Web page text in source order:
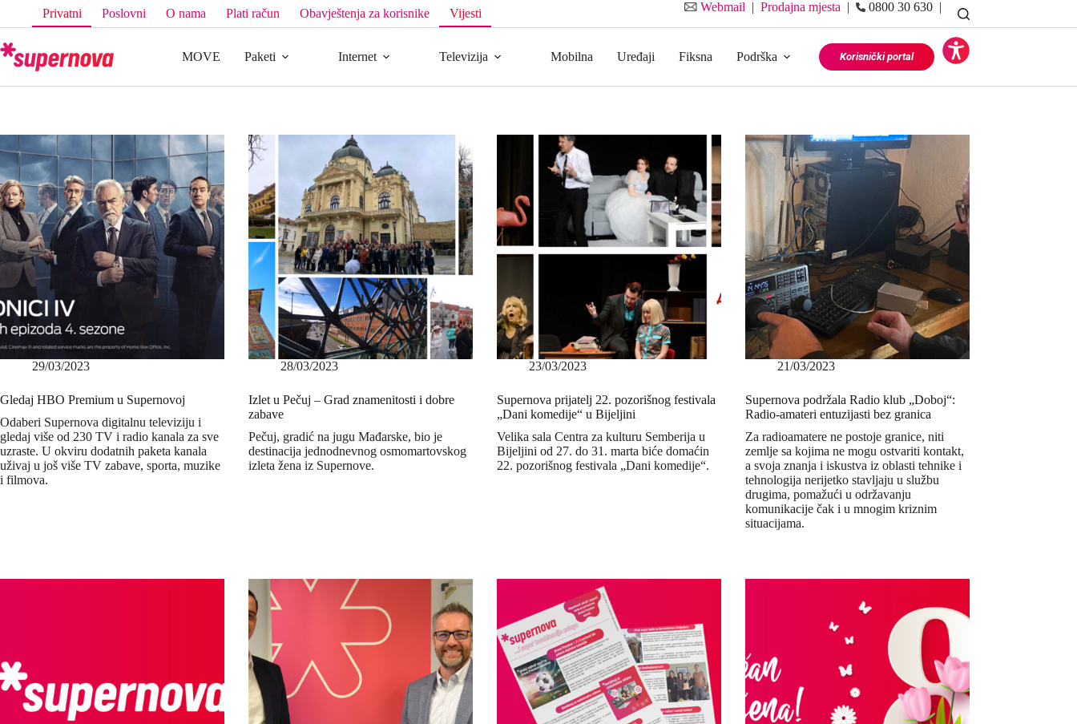
Privatni Poslovni O nama Plati račun Obavještenja za korisnike Vijesti Webmail | Prodajna mjesta | 0800 30 630 |
MOVE Paketi Internet Televizija Mobilna Uređaji Fiksna Podrška Korisnički portal
29/03/2023
Gledaj HBO Premium u Supernovoj
Odaberi Supernova digitalnu televiziju i
gledaj više od 230 TV i radio kanala za sve
uzraste. U okviru dodatnih paketa kanala
uživaj u još više TV zabave, sporta, muzike
i filmova.
28/03/2023
Izlet u Pečuj – Grad znamenitosti i dobre
zabave
Pečuj, gradić na jugu Mađarske, bio je
destinacija jednodnevnog osmomartovskog
izleta žena iz Supernove.
23/03/2023
Supernova prijatelj 22. pozorišnog festivala
„Dani komedije“ u Bijeljini
Velika sala Centra za kulturu Semberija u
Bijeljini od 27. do 31. marta biće domaćin
22. pozorišnog festivala „Dani komedije“.
21/03/2023
Supernova podržala Radio klub „Doboj“:
Radio-amateri entuzijasti bez granica
Za radioamatere ne postoje granice, niti
zemlje sa kojima ne mogu ostvariti kontakt,
a svoja znanja i iskustva iz oblasti tehnike i
tehnologija nerijetko stavljaju u službu
drugima, pomažući u održavanju
komunikacije čak i u mnogim kriznim
situacijama.